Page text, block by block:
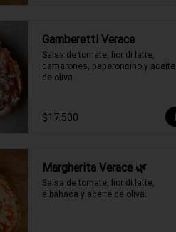
Gamberetti Verace
Salsa de tomate, fior di latte,
camarones, peperoncino y aceite
de oliva.
$17.500
Margherita Verace 🌿
Salsa de tomate, fior di latte,
albahaca y aceite de oliva.